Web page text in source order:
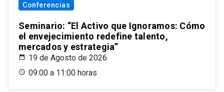
Conferencias
Seminario: “El Activo que Ignoramos: Cómo
el envejecimiento redefine talento,
mercados y estrategia”
19 de Agosto de 2026
09:00 a 11:00 horas